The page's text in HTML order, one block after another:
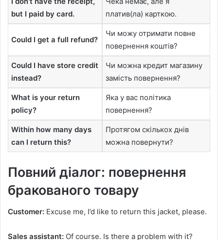
but I paid by card.
платив(ла) карткою.
Could I get a full refund?
Чи можу отримати повне
повернення коштів?
Could I have store credit
instead?
Чи можна кредит магазину
замість повернення?
What is your return
policy?
Яка у вас політика
повернення?
Within how many days
can I return this?
Протягом скількох днів
можна повернути?
Повний діалог: повернення
бракованого товару
Customer: Excuse me, I’d like to return this jacket, please.
Sales assistant: Of course. Is there a problem with it?